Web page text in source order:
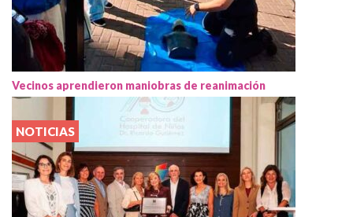
Vecinos aprendieron maniobras de reanimación
NOTICIAS